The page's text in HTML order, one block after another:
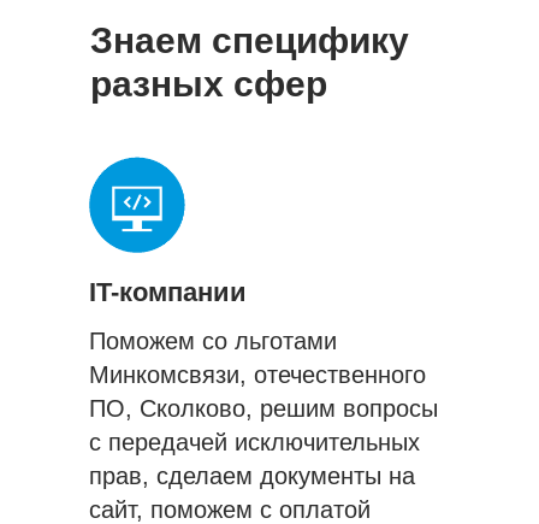
Поможем со льготами
Минкомсвязи, отечественного
ПО, Сколково, решим вопросы
с передачей исключительных
прав, сделаем документы на
сайт, поможем с оплатой
IT-компании
Знаем специфику
разных сфер